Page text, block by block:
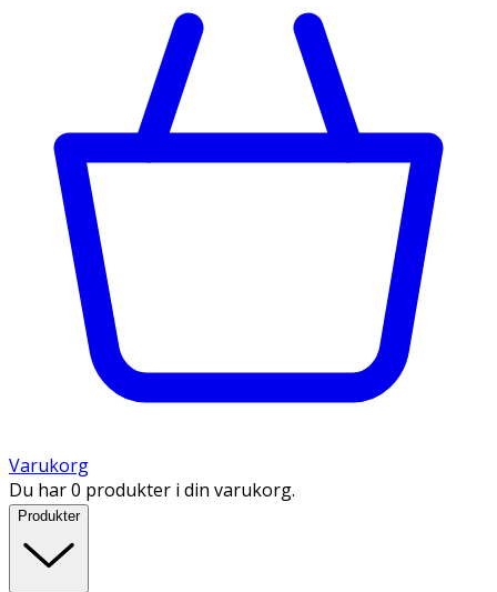
Varukorg
Du har 0 produkter i din varukorg.
Produkter